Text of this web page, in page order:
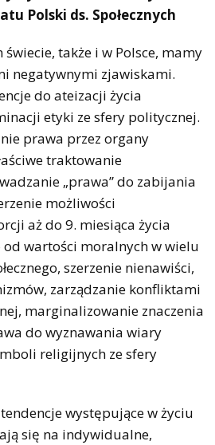
Polski ds. Społecznych
świecie, także i w Polsce, mamy
negatywnymi zjawiskami.
do ateizacji życia
etyki ze sfery politycznej.
prawa przez organy
traktowanie
„prawa” do zabijania
możliwości
aż do 9. miesiąca życia
od wartości moralnych w wielu
szerzenie nienawiści,
zarządzanie konfliktami
marginalizowanie znaczenia
do wyznawania wiary
religijnych ze sfery
występujące w życiu
się na indywidualne,